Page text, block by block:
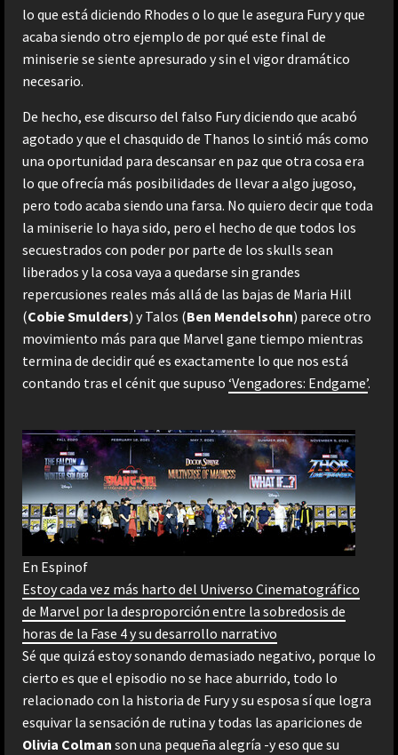
lo que está diciendo Rhodes o lo que le asegura Fury y que
acaba siendo otro ejemplo de por qué este final de
miniserie se siente apresurado y sin el vigor dramático
necesario.
De hecho, ese discurso del falso Fury diciendo que acabó
agotado y que el chasquido de Thanos lo sintió más como
una oportunidad para descansar en paz que otra cosa era
lo que ofrecía más posibilidades de llevar a algo jugoso,
pero todo acaba siendo una farsa. No quiero decir que toda
la miniserie lo haya sido, pero el hecho de que todos los
secuestrados con poder por parte de los skulls sean
liberados y la cosa vaya a quedarse sin grandes
repercusiones reales más allá de las bajas de Maria Hill
(Cobie Smulders) y Talos (Ben Mendelsohn) parece otro
movimiento más para que Marvel gane tiempo mientras
termina de decidir qué es exactamente lo que nos está
contando tras el cénit que supuso ‘Vengadores: Endgame’.
En Espinof
Estoy cada vez más harto del Universo Cinematográfico
de Marvel por la desproporción entre la sobredosis de
horas de la Fase 4 y su desarrollo narrativo
Sé que quizá estoy sonando demasiado negativo, porque lo
cierto es que el episodio no se hace aburrido, todo lo
relacionado con la historia de Fury y su esposa sí que logra
esquivar la sensación de rutina y todas las apariciones de
Olivia Colman son una pequeña alegría -y eso que su